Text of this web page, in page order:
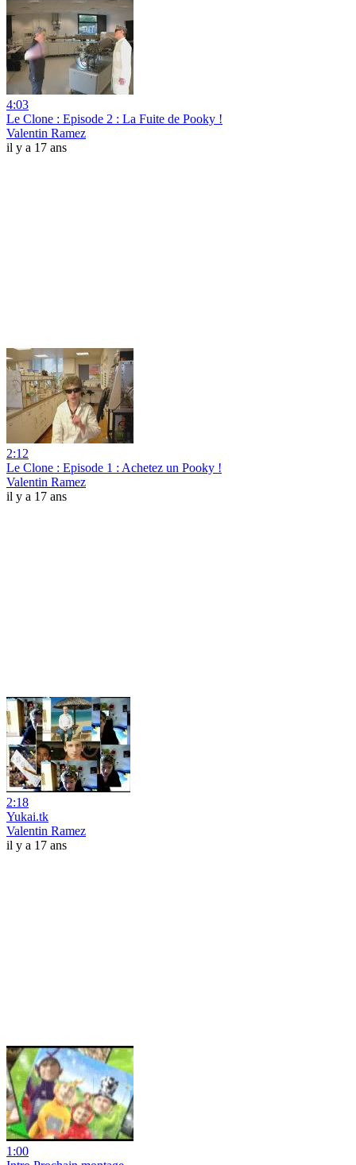
4:03
Le Clone : Episode 2 : La Fuite de Pooky !
Valentin Ramez
il y a 17 ans
2:12
Le Clone : Episode 1 : Achetez un Pooky !
Valentin Ramez
il y a 17 ans
2:18
Yukai.tk
Valentin Ramez
il y a 17 ans
1:00